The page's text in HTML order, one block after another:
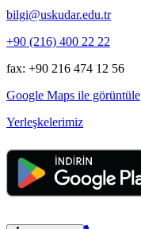
bilgi@uskudar.edu.tr
+90 (216) 400 22 22
fax: +90 216 474 12 56
Google Maps ile görüntüle
Yerleşkelerimiz